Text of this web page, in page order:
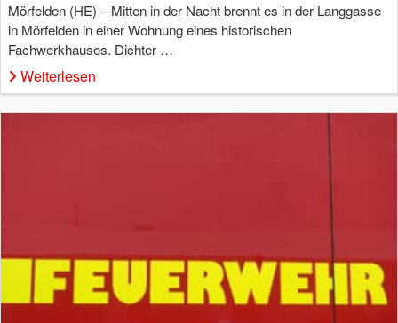
Mörfelden (HE) – Mitten in der Nacht brennt es in der Langgasse
in Mörfelden in einer Wohnung eines historischen
Fachwerkhauses. Dichter …
Weiterlesen